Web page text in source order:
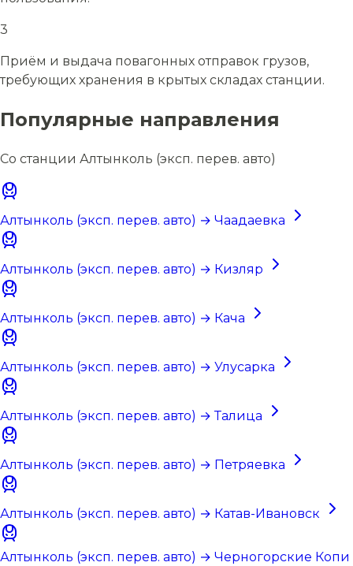
3
Приём и выдача повагонных отправок грузов,
требующих хранения в крытых складах станции.
Популярные направления
Со станции Алтынколь (эксп. перев. авто)
Алтынколь (эксп. перев. авто) → Чаадаевка
Алтынколь (эксп. перев. авто) → Кизляр
Алтынколь (эксп. перев. авто) → Кача
Алтынколь (эксп. перев. авто) → Улусарка
Алтынколь (эксп. перев. авто) → Талица
Алтынколь (эксп. перев. авто) → Петряевка
Алтынколь (эксп. перев. авто) → Катав-Ивановск
Алтынколь (эксп. перев. авто) → Черногорские Копи